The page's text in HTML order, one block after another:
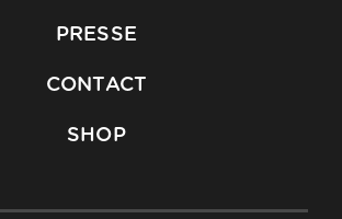
PRESSE
CONTACT
SHOP